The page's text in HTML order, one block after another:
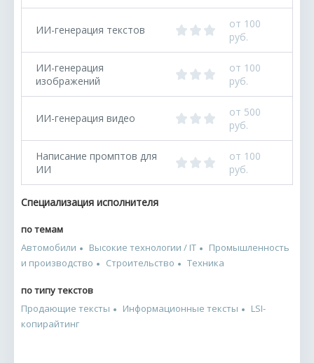
ИИ-генерация текстов
от 100
руб.
ИИ-генерация
изображений
от 100
руб.
ИИ-генерация видео
от 500
руб.
Написание промптов для
ИИ
от 100
руб.
Специализация исполнителя
по темам
Автомобили
Высокие технологии / IT
Промышленность
и производство
Строительство Техника
по типу текстов
Продающие тексты
Информационные тексты
LSI-
копирайтинг